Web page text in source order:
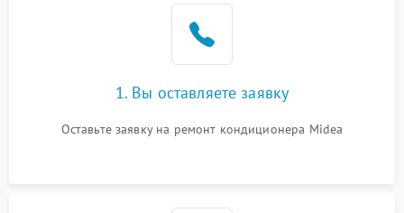
1. Вы оставляете заявку
Оставьте заявку на ремонт кондиционера Midea